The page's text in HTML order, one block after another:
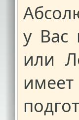
у Вас
или